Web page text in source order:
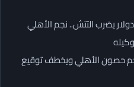
: زلزال الـ 8 مليون دولار يضرب التتش.. نجم الأهلي
حصون الأهلي ويخطف توقيع